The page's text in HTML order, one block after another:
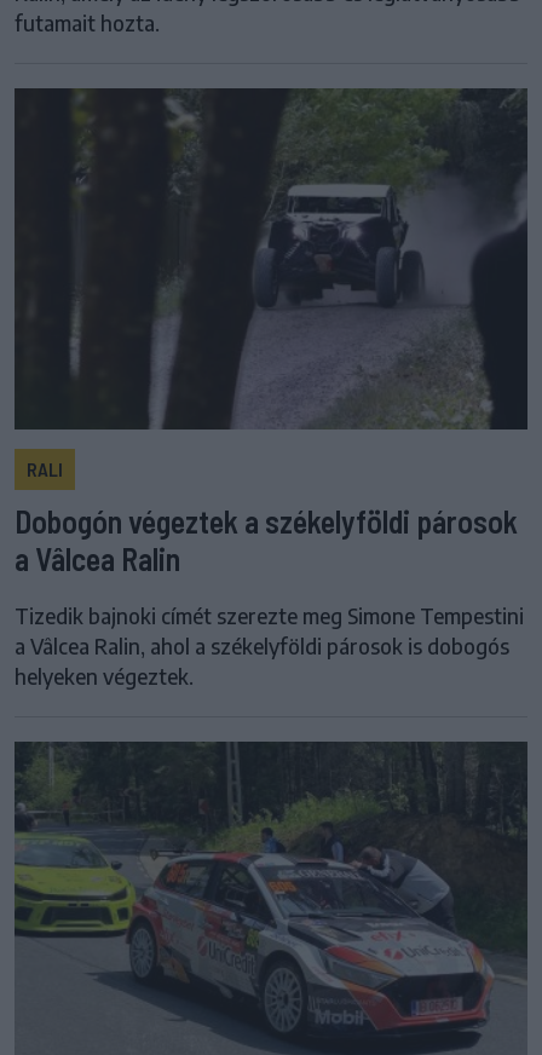
futamait hozta.
RALI
Dobogón végeztek a székelyföldi párosok
a Vâlcea Ralin
Tizedik bajnoki címét szerezte meg Simone Tempestini
a Vâlcea Ralin, ahol a székelyföldi párosok is dobogós
helyeken végeztek.